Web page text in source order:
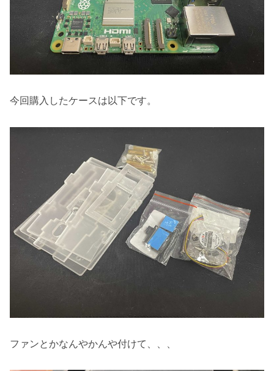
今回購入したケースは以下です。
ファンとかなんやかんや付けて、、、